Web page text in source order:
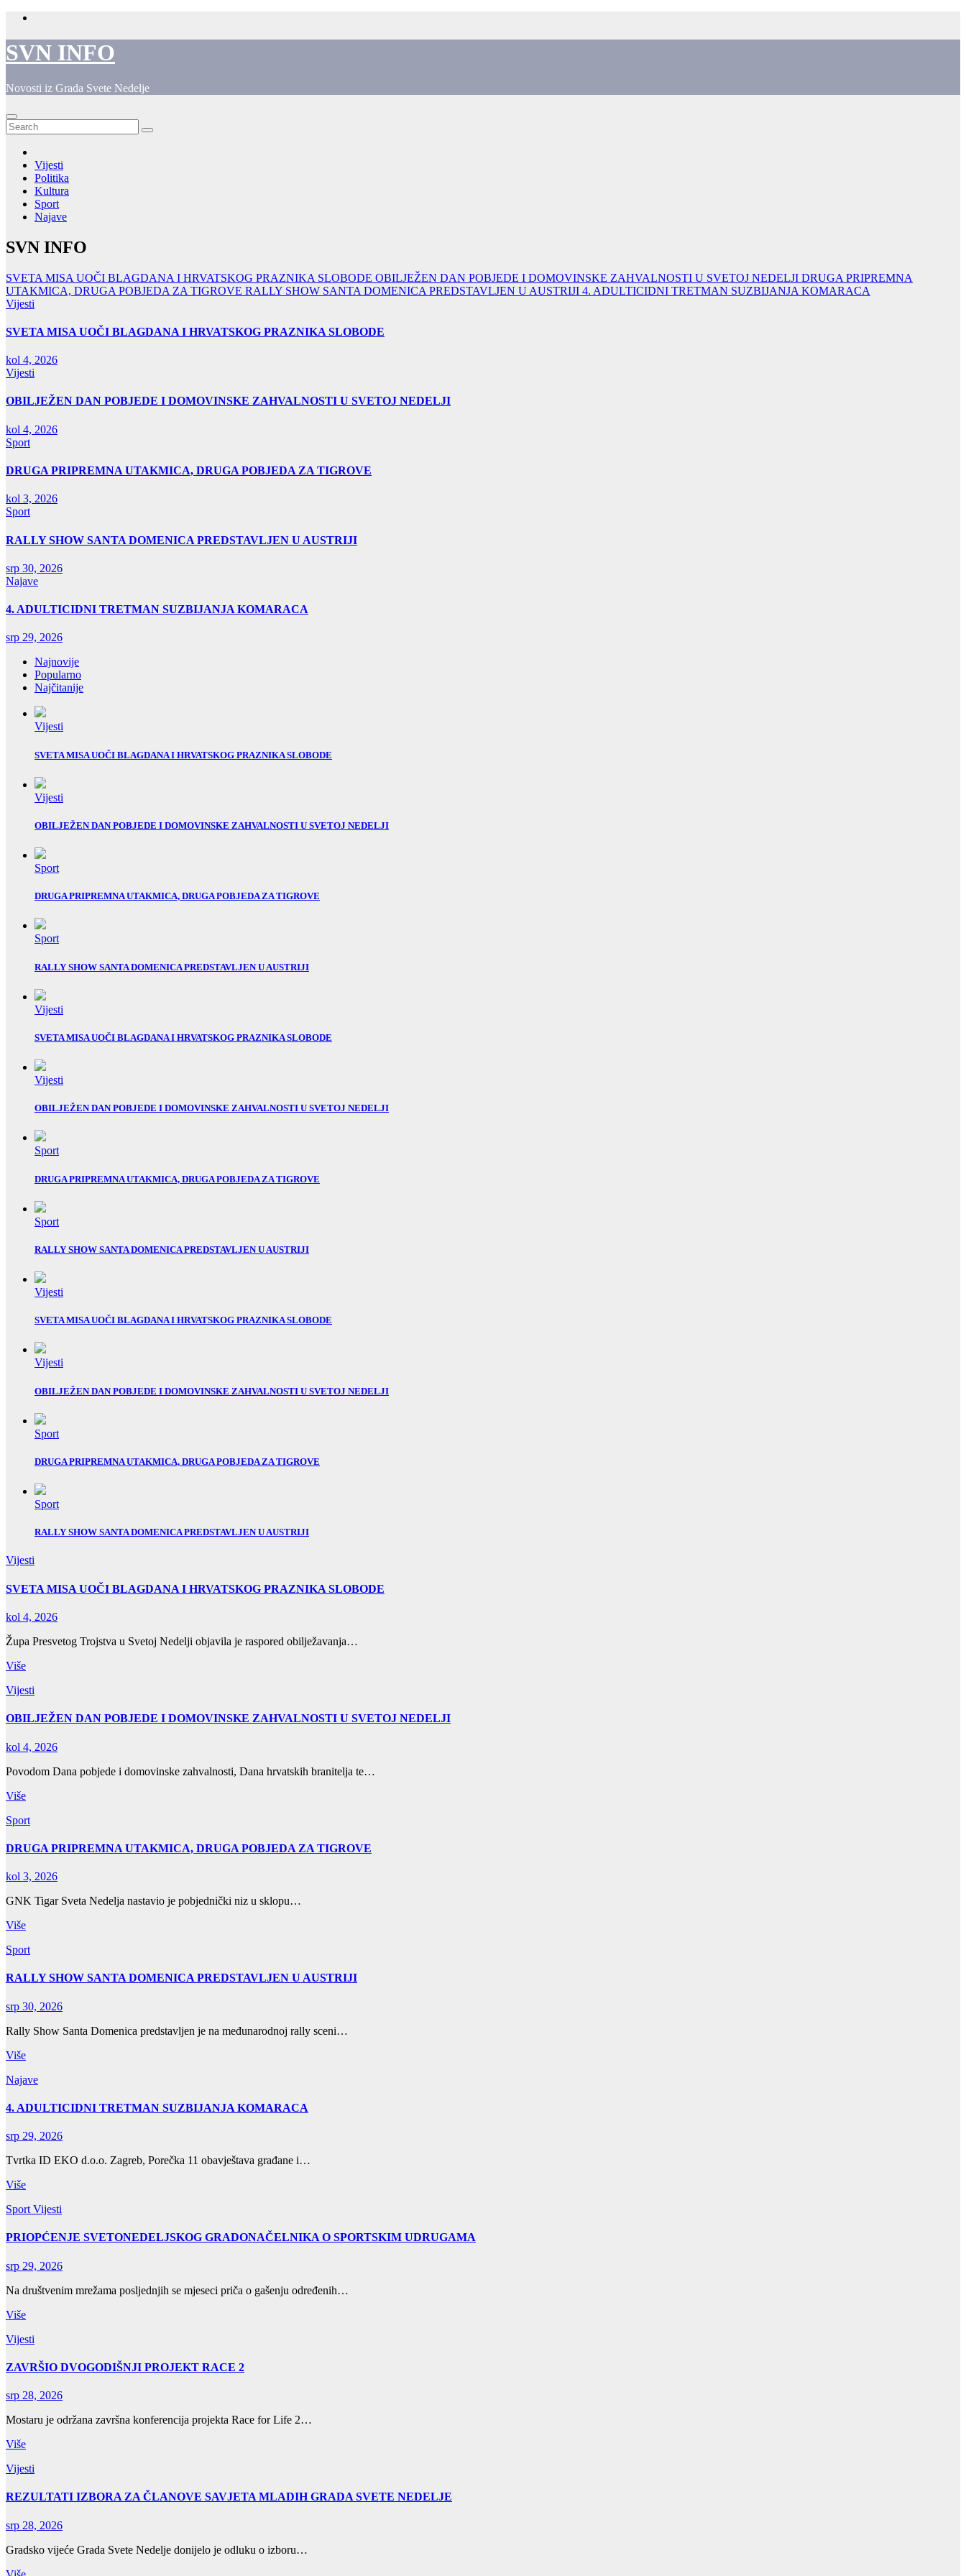
Skip
content
SVN INFO
Novosti iz Grada Svete Nedelje
Vijesti
Politika
Kultura
Sport
Najave
SVN INFO
SVETA MISA UOČI BLAGDANA I HRVATSKOG PRAZNIKA SLOBODE OBILJEŽEN DAN POBJEDE I DOMOVINSKE ZAHVALNOSTI U SVETOJ NEDELJI DRUGA PRIPREMNA
UTAKMICA, DRUGA POBJEDA ZA TIGROVE RALLY SHOW SANTA DOMENICA PREDSTAVLJEN U AUSTRIJI 4. ADULTICIDNI TRETMAN SUZBIJANJA KOMARACA
Vijesti
SVETA MISA UOČI BLAGDANA I HRVATSKOG PRAZNIKA SLOBODE
kol 4, 2026
Vijesti
OBILJEŽEN DAN POBJEDE I DOMOVINSKE ZAHVALNOSTI U SVETOJ NEDELJI
kol 4, 2026
Sport
DRUGA PRIPREMNA UTAKMICA, DRUGA POBJEDA ZA TIGROVE
kol 3, 2026
Sport
RALLY SHOW SANTA DOMENICA PREDSTAVLJEN U AUSTRIJI
srp 30, 2026
Najave
4. ADULTICIDNI TRETMAN SUZBIJANJA KOMARACA
srp 29, 2026
Najnovije
Popularno
Najčitanije
Vijesti
SVETA MISA UOČI BLAGDANA I HRVATSKOG PRAZNIKA SLOBODE
Vijesti
OBILJEŽEN DAN POBJEDE I DOMOVINSKE ZAHVALNOSTI U SVETOJ NEDELJI
Sport
DRUGA PRIPREMNA UTAKMICA, DRUGA POBJEDA ZA TIGROVE
Sport
RALLY SHOW SANTA DOMENICA PREDSTAVLJEN U AUSTRIJI
Vijesti
SVETA MISA UOČI BLAGDANA I HRVATSKOG PRAZNIKA SLOBODE
Vijesti
OBILJEŽEN DAN POBJEDE I DOMOVINSKE ZAHVALNOSTI U SVETOJ NEDELJI
Sport
DRUGA PRIPREMNA UTAKMICA, DRUGA POBJEDA ZA TIGROVE
Sport
RALLY SHOW SANTA DOMENICA PREDSTAVLJEN U AUSTRIJI
Vijesti
SVETA MISA UOČI BLAGDANA I HRVATSKOG PRAZNIKA SLOBODE
Vijesti
OBILJEŽEN DAN POBJEDE I DOMOVINSKE ZAHVALNOSTI U SVETOJ NEDELJI
Sport
DRUGA PRIPREMNA UTAKMICA, DRUGA POBJEDA ZA TIGROVE
Sport
RALLY SHOW SANTA DOMENICA PREDSTAVLJEN U AUSTRIJI
Vijesti
SVETA MISA UOČI BLAGDANA I HRVATSKOG PRAZNIKA SLOBODE
kol 4, 2026
Župa Presvetog Trojstva u Svetoj Nedelji objavila je raspored obilježavanja…
Više
Vijesti
OBILJEŽEN DAN POBJEDE I DOMOVINSKE ZAHVALNOSTI U SVETOJ NEDELJI
kol 4, 2026
Povodom Dana pobjede i domovinske zahvalnosti, Dana hrvatskih branitelja te…
Više
Sport
DRUGA PRIPREMNA UTAKMICA, DRUGA POBJEDA ZA TIGROVE
kol 3, 2026
GNK Tigar Sveta Nedelja nastavio je pobjednički niz u sklopu…
Više
Sport
RALLY SHOW SANTA DOMENICA PREDSTAVLJEN U AUSTRIJI
srp 30, 2026
Rally Show Santa Domenica predstavljen je na međunarodnoj rally sceni…
Više
Najave
4. ADULTICIDNI TRETMAN SUZBIJANJA KOMARACA
srp 29, 2026
Tvrtka ID EKO d.o.o. Zagreb, Porečka 11 obavještava građane i…
Više
Sport Vijesti
PRIOPĆENJE SVETONEDELJSKOG GRADONAČELNIKA O SPORTSKIM UDRUGAMA
srp 29, 2026
Na društvenim mrežama posljednjih se mjeseci priča o gašenju određenih…
Više
Vijesti
ZAVRŠIO DVOGODIŠNJI PROJEKT RACE 2
srp 28, 2026
Mostaru je održana završna konferencija projekta Race for Life 2…
Više
Vijesti
REZULTATI IZBORA ZA ČLANOVE SAVJETA MLADIH GRADA SVETE NEDELJE
srp 28, 2026
Gradsko vijeće Grada Svete Nedelje donijelo je odluku o izboru…